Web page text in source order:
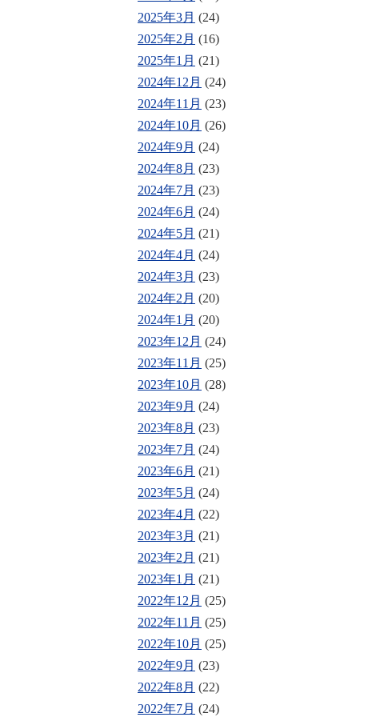
2025年3月 (24)
2025年2月 (16)
2025年1月 (21)
2024年12月 (24)
2024年11月 (23)
2024年10月 (26)
2024年9月 (24)
2024年8月 (23)
2024年7月 (23)
2024年6月 (24)
2024年5月 (21)
2024年4月 (24)
2024年3月 (23)
2024年2月 (20)
2024年1月 (20)
2023年12月 (24)
2023年11月 (25)
2023年10月 (28)
2023年9月 (24)
2023年8月 (23)
2023年7月 (24)
2023年6月 (21)
2023年5月 (24)
2023年4月 (22)
2023年3月 (21)
2023年2月 (21)
2023年1月 (21)
2022年12月 (25)
2022年11月 (25)
2022年10月 (25)
2022年9月 (23)
2022年8月 (22)
2022年7月 (24)